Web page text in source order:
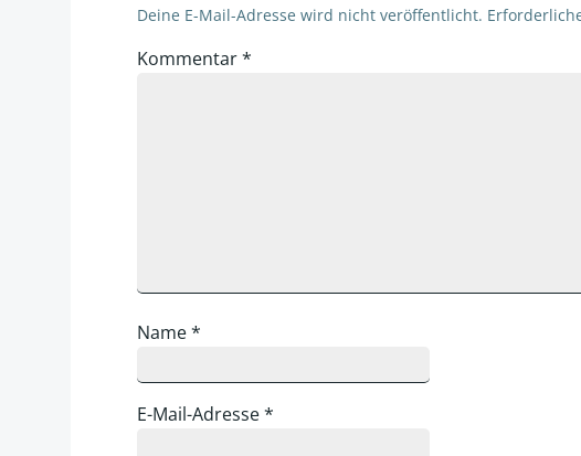
Deine E-Mail-Adresse wird nicht veröffentlicht.
Kommentar*
Name*
E-Mail-Adresse*